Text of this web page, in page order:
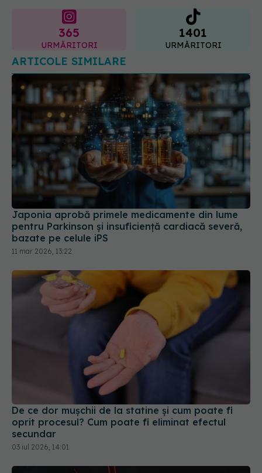
365
URMĂRITORI
1401
URMĂRITORI
ARTICOLE SIMILARE
Japonia aprobă primele medicamente din lume
pentru Parkinson și insuficiență cardiacă severă,
bazate pe celule iPS
11 mar 2026, 13:22
De ce dor mușchii de la statine și cum poate fi
oprit procesul? Cum poate fi eliminat efectul
secundar
03 iul 2026, 14:01